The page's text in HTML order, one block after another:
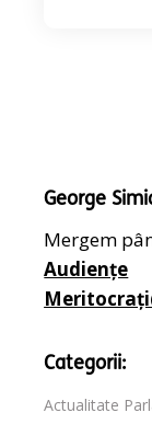
George
Mergem
Audiențe
Categorii:
Actualitate